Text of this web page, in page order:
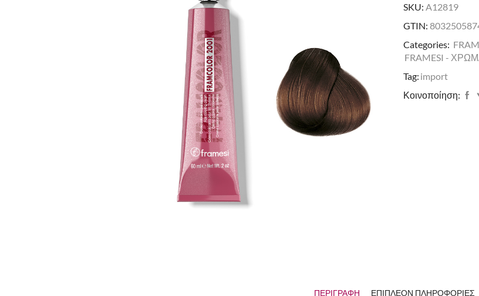
SKU: A12819
GTIN:
Categories:
FRAMESI -
Tag: import
Κοινοποίηση:
ΠΕΡΙΓΡΑΦΉ ΕΠΙΠΛΈΟΝ ΠΛΗΡΟΦΟΡΊΕΣ